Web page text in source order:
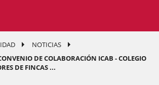
NOTICIAS
DE COLABORACIÓN ICAB - COLEGIO
DE FINCAS ...